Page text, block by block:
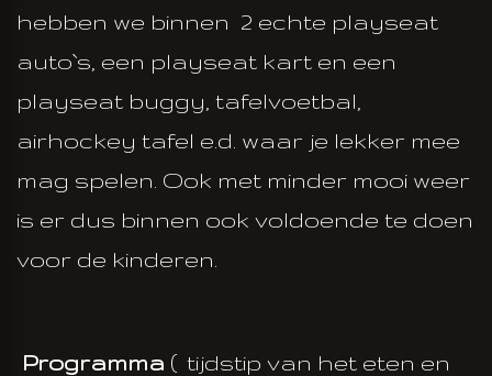
hebben we binnen 2 echte playseat
auto`s, een playseat kart en een
playseat buggy, tafelvoetbal,
airhockey tafel e.d. waar je lekker mee
mag spelen. Ook met minder mooi weer
is er dus binnen ook voldoende te doen
voor de kinderen.
Programma ( tijdstip van het eten en